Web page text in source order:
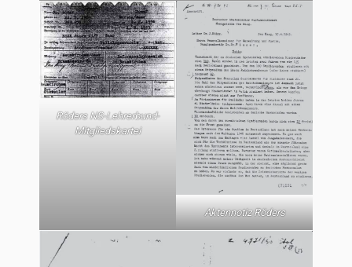
Röders NS-Lehrerbund-
Mitgliedskartei
Aktennotiz Röders